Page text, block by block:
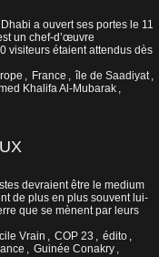
a ouvert ses portes le 11
un chef-d’œuvre
visiteurs étaient attendus dès
, France , île de Saadiyat ,
Khalifa Al-Mubarak ,
devraient être le medium
de plus en plus souvent lui-
que se mènent par leurs
Vrain , COP 23 , édito ,
, Guinée Conakry ,